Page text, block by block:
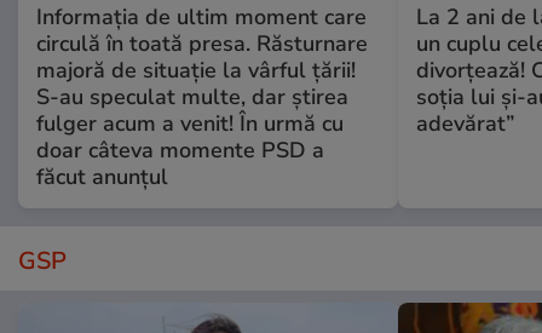
Informația de ultim moment care
circulă în toată presa. Răsturnare
majoră de situație la vârful țării!
S-au speculat multe, dar știrea
fulger acum a venit! În urmă cu
doar câteva momente PSD a
făcut anunțul
La 2 ani de
un cuplu
divorțează!
soția lui și-
adevărat”
GSP